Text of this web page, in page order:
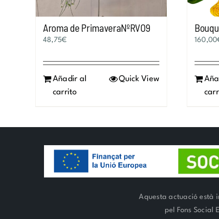
Aroma de PrimaveraNºRVO9
48,75€
Añadir al
carrito
Quick View
160,00
Aquesta actuació està
pel Fons Social